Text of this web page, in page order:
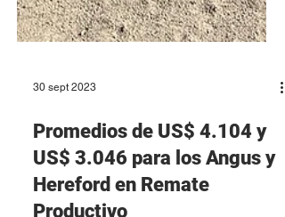
30 sept 2023